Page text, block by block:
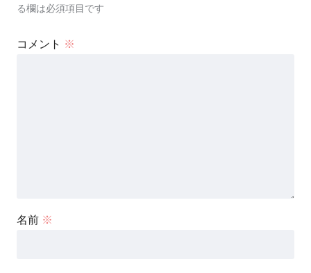
る欄は必須項目です
コメント ※
名前 ※